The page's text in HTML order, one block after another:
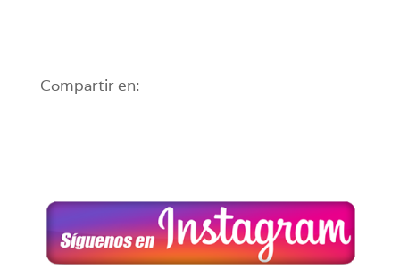
Compartir en: